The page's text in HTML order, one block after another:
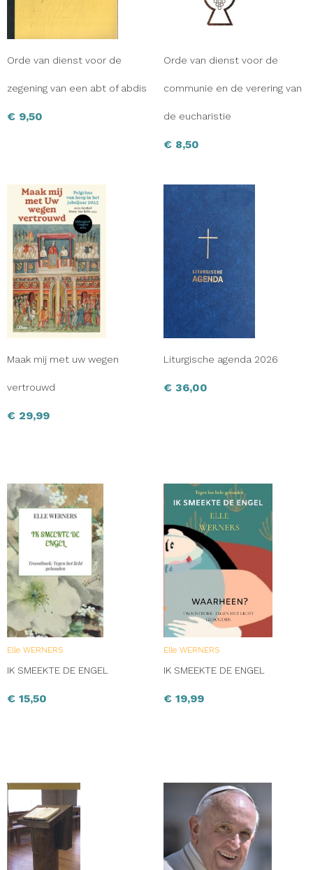
Orde van dienst voor de
zegening van een abt of abdis
€ 9,50
Orde van dienst voor de
communie en de verering van
de eucharistie
€ 8,50
Maak mij met uw wegen
vertrouwd
€ 29,99
Liturgische agenda 2026
€ 36,00
Elle WERNERS
IK SMEEKTE DE ENGEL
€ 15,50
Elle WERNERS
IK SMEEKTE DE ENGEL
€ 19,99